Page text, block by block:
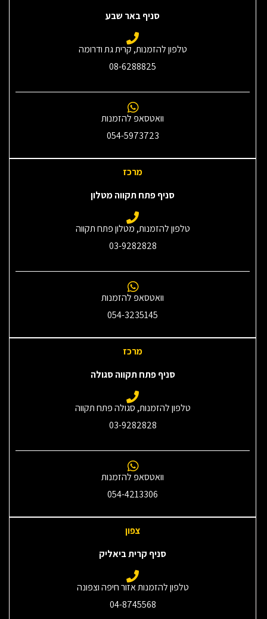
סניף באר שבע
טלפון להזמנות, קרית גת ודרומה
08-6288825
וואטסאפ להזמנות
054-5973723
מרכז
סניף פתח תקווה מטלון
טלפון להזמנות, מטלון פתח תקווה
03-9282828
וואטסאפ להזמנות
054-3235145‎
מרכז
סניף פתח תקווה סגולה
טלפון להזמנות, סגולה פתח תקווה
03-9282828
וואטסאפ להזמנות
054-4213306
צפון
סניף קרית ביאליק
טלפון להזמנות אזור חיפה וצפונה
04-8745568